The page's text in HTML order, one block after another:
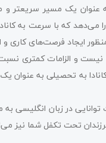
عنوان یک مسیر سریعتر و
می‌دهد که با سرعت به
ایجاد فرصت‌های کاری
نیست و الزامات کمتری
به تحصیلی به عنوان
در زبان انگلیسی به
تحت تکفل شما نیز